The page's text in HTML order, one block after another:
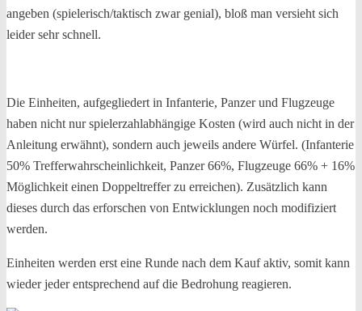
angeben (spielerisch/taktisch zwar genial), bloß man versieht sich
leider sehr schnell.
Die Einheiten, aufgegliedert in Infanterie, Panzer und Flugzeuge
haben nicht nur spielerzahlabhängige Kosten (wird auch nicht in der
Anleitung erwähnt), sondern auch jeweils andere Würfel. (Infanterie
50% Trefferwahrscheinlichkeit, Panzer 66%, Flugzeuge 66% + 16%
Möglichkeit einen Doppeltreffer zu erreichen). Zusätzlich kann
dieses durch das erforschen von Entwicklungen noch modifiziert
werden.
Einheiten werden erst eine Runde nach dem Kauf aktiv, somit kann
wieder jeder entsprechend auf die Bedrohung reagieren.